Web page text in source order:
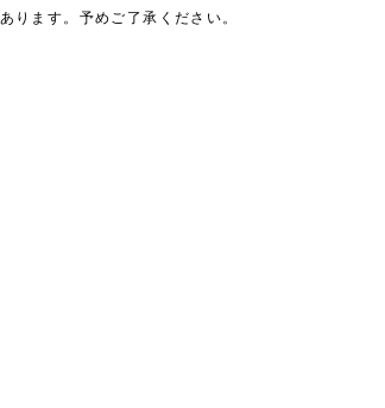
ります。予めご了承ください。